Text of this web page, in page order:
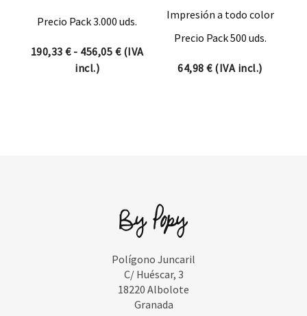
Precio Pack 3.000 uds.
190,33 € - 456,05 €Rango de precios: desde 190,33 €
(IVA
incl.)
Impresión a todo color
Precio Pack 500 uds.
64,98€(IVA incl.)
Polígono Juncaril
C/ Huéscar, 3
18220 Albolote
Granada